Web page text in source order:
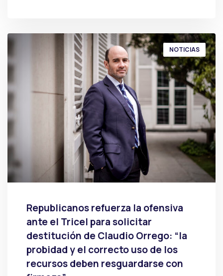
NOTICIAS
Republicanos refuerza la ofensiva
ante el Tricel para solicitar
destitución de Claudio Orrego: “la
probidad y el correcto uso de los
recursos deben resguardarse con